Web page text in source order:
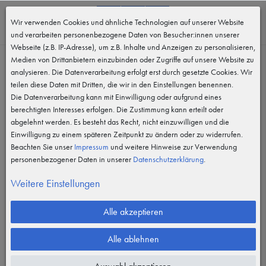
MENÜ
Wir verwenden Cookies und ähnliche Technologien auf unserer Website
und verarbeiten personenbezogene Daten von Besucher:innen unserer
Webseite (z.B. IP-Adresse), um z.B. Inhalte und Anzeigen zu personalisieren,
Medien von Drittanbietern einzubinden oder Zugriffe auf unsere Website zu
analysieren. Die Datenverarbeitung erfolgt erst durch gesetzte Cookies. Wir
teilen diese Daten mit Dritten, die wir in den Einstellungen benennen.
Die Datenverarbeitung kann mit Einwilligung oder aufgrund eines
berechtigten Interesses erfolgen. Die Zustimmung kann erteilt oder
abgelehnt werden. Es besteht das Recht, nicht einzuwilligen und die
Einwilligung zu einem späteren Zeitpunkt zu ändern oder zu widerrufen.
Beachten Sie unser Impressum und weitere Hinweise zur Verwendung
personenbezogener Daten in unserer Daten­schutz­erklärung.
Weitere Einstellungen
Alle akzeptieren
Alle ablehnen